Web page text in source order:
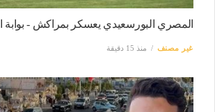
المصري البورسعيدي يعسكر بمراكش - بوابة
غير مصنف منذ 15 دقيقة